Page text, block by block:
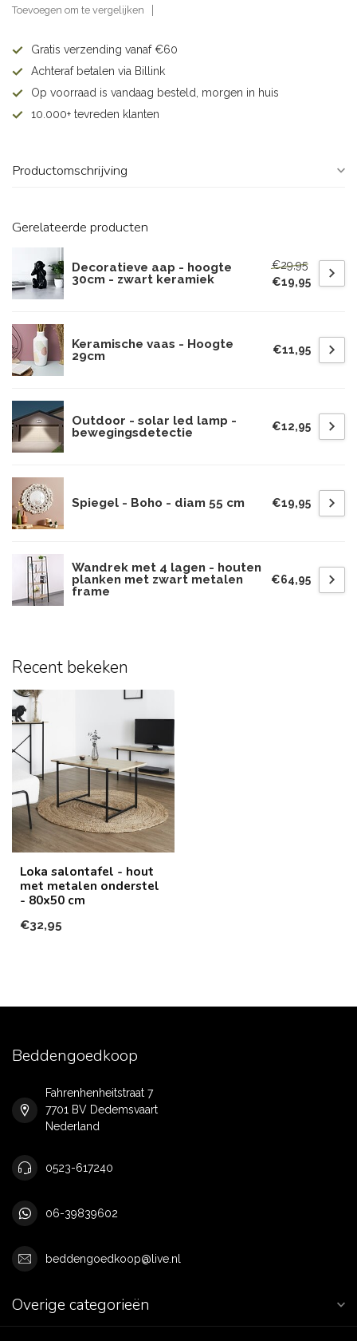
Toevoegen om te vergelijken
Gratis verzending vanaf €60
Achteraf betalen via Billink
Op voorraad is vandaag besteld, morgen in huis
10.000+ tevreden klanten
Productomschrijving
Gerelateerde producten
Decoratieve aap - hoogte
30cm - zwart keramiek
€29,95
€19,95
Keramische vaas - Hoogte
29cm
€11,95
Outdoor - solar led lamp -
bewegingsdetectie
€12,95
Spiegel - Boho - diam 55 cm €19,95
Wandrek met 4 lagen - houten
planken met zwart metalen
frame
€64,95
Recent bekeken
Loka salontafel - hout
met metalen onderstel
- 80x50 cm
€32,95
Beddengoedkoop
Fahrenhenheitstraat 7
7701 BV Dedemsvaart
Nederland
0523-617240
06-39839602
beddengoedkoop@live.nl
Overige categorieën